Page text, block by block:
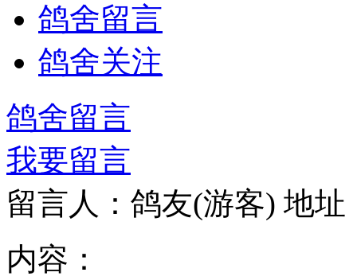
鸽舍留言
鸽舍关注
鸽舍留言
我要留言
留言人：鸽友(游客) 地址
内容：